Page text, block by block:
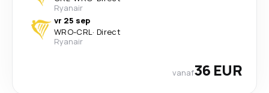
Ryanair
vr 25 sep
WRO-CRL· Direct
Ryanair
vanaf36 EUR